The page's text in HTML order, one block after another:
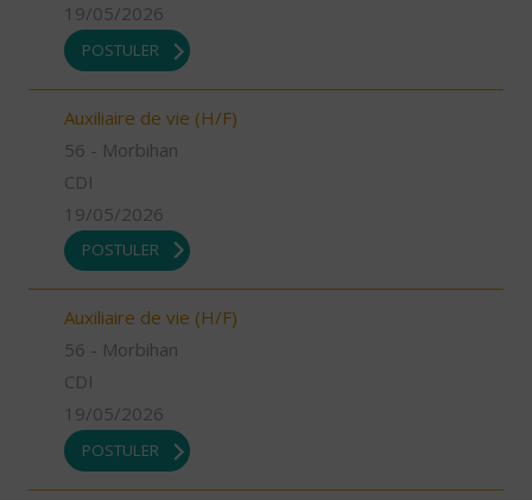
19/05/2026
POSTULER
Auxiliaire de vie (H/F)
56 - Morbihan
CDI
19/05/2026
POSTULER
Auxiliaire de vie (H/F)
56 - Morbihan
CDI
19/05/2026
POSTULER